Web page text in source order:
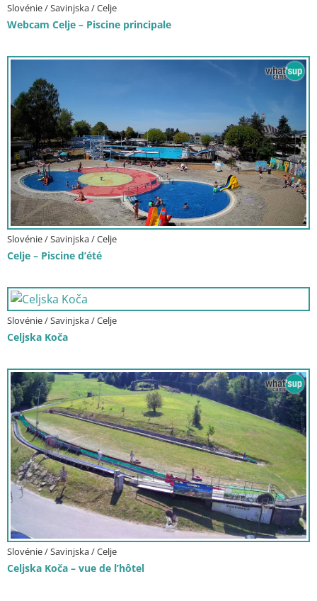
Slovénie / Savinjska / Celje
Webcam Celje – Piscine principale
Slovénie / Savinjska / Celje
Celje – Piscine d’été
Slovénie / Savinjska / Celje
Celjska Koča
Slovénie / Savinjska / Celje
Celjska Koča – vue de l’hôtel